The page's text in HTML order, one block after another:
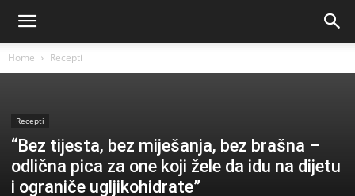
Home Recepti
Recepti
“Bez tijesta, bez miješanja, bez brašna –
odlična pica za one koji žele da idu na dijetu
i ograniče ugljikohidrate”